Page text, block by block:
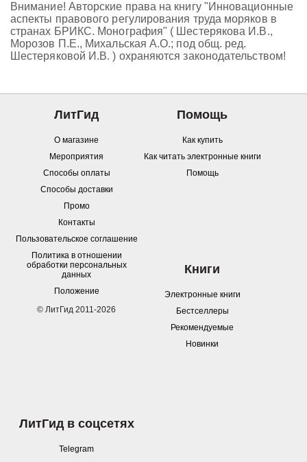
Внимание! Авторские права на книгу "Инновационные
аспекты правового регулирования труда моряков в
странах БРИКС. Монография" ( Шестерякова И.В.,
Морозов П.Е., Михальская А.О.; под общ. ред.
Шестеряковой И.В. ) охраняются законодательством!
ЛитГид
О магазине
Мероприятия
Способы оплаты
Способы доставки
Промо
Контакты
Пользовательское соглашение
Политика в отношении
обработки персональных
данных
Положение
© ЛитГид 2011-2026
Помощь
Как купить
Как читать электронные книги
Помощь
Книги
Электронные книги
Бестселлеры
Рекомендуемые
Новинки
ЛитГид в соцсетях
Telegram